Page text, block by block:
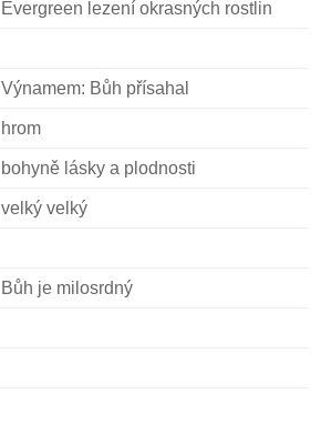
Evergreen lezení okrasných rostlin
Výnamem: Bůh přísahal
hrom
bohyně lásky a plodnosti
velký velký
Bůh je milosrdný